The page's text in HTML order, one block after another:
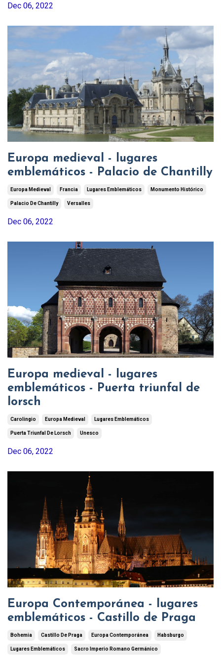
Dec 06, 2022
Europa medieval - lugares
emblemáticos - Palacio de Chantilly
Europa Medieval Francia Lugares Emblemáticos Monumento Histórico
Palacio De Chantilly Versalles
Dec 06, 2022
Europa medieval - lugares
emblemáticos - Puerta triunfal de
lorsch
Carolingio Europa Medieval Lugares Emblemáticos
Puerta Triunfal De Lorsch Unesco
Dec 06, 2022
Europa Contemporánea - lugares
emblemáticos - Castillo de Praga
Bohemia Castillo De Praga Europa Contemporánea Habsburgo
Lugares Emblemáticos Sacro Imperio Romano Germánico